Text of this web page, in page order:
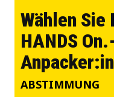
Wählen Sie
HANDS
ABSTIMMUNG